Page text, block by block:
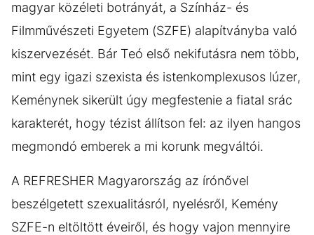
magyar közéleti botrányát, a Színház- és
Filmművészeti Egyetem (SZFE) alapítványba való
kiszervezését. Bár Teó első nekifutásra nem több,
mint egy igazi szexista és istenkomplexusos lúzer,
Keménynek sikerült úgy megfestenie a fiatal srác
karakterét, hogy tézist állítson fel: az ilyen hangos
megmondó emberek a mi korunk megváltói.
A REFRESHER Magyarország az írónővel
beszélgetett szexualitásról, nyelésről, Kemény
SZFE-n eltöltött éveiről, és hogy vajon mennyire